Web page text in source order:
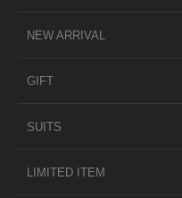
NEW ARRIVAL
GIFT
SUITS
LIMITED ITEM